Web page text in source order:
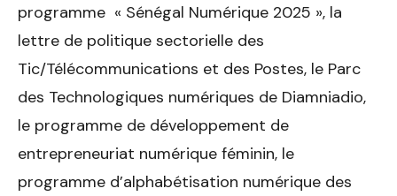
programme « Sénégal Numérique 2025 », la
lettre de politique sectorielle des
Tic/Télécommunications et des Postes, le Parc
des Technologiques numériques de Diamniadio,
le programme de développement de
entrepreneuriat numérique féminin, le
programme d’alphabétisation numérique des